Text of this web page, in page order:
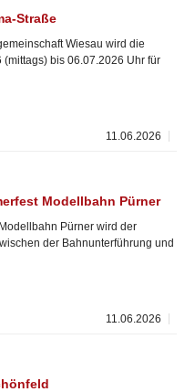
Straße
Wiesau wird die
bis 06.07.2026 Uhr für
11.06.2026
Modellbahn Pürner
Pürner wird der
der Bahnunterführung und
11.06.2026